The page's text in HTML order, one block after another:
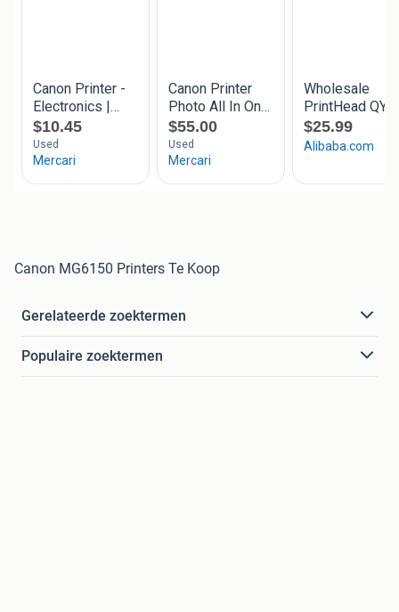
Canon MG6150 Printers Te Koop
Gerelateerde zoektermen
Populaire zoektermen